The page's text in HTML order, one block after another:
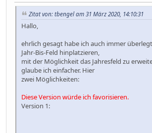
Zitat von: tbengel am 31 März 2020, 14:10:31
Hallo,
ehrlich gesagt habe ich auch immer
Jahr-Bis-Feld hinplatzieren,
mit der Möglichkeit das Jahresfeld zu
glaube ich einfacher. Hier
zwei Möglichkeiten:
Diese Version würde ich favorisieren.
Version 1: